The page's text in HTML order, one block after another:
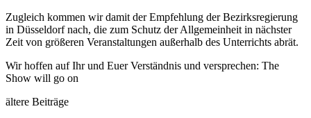
Zugleich kommen wir damit der Empfehlung der Bezirksregierung
in Düsseldorf nach, die zum Schutz der Allgemeinheit in nächster
Zeit von größeren Veranstaltungen außerhalb des Unterrichts abrät.
Wir hoffen auf Ihr und Euer Verständnis und versprechen: The
Show will go on
ältere Beiträge